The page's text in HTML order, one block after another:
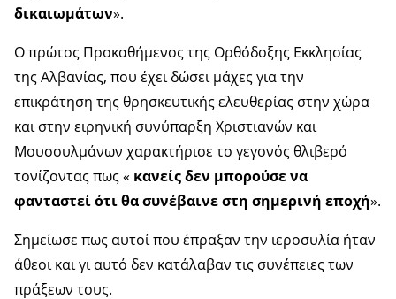
δικαιωμάτων».
Ο πρώτος Προκαθήμενος της Ορθόδοξης Εκκλησίας
της Αλβανίας, που έχει δώσει μάχες για την
επικράτηση της θρησκευτικής ελευθερίας στην χώρα
και στην ειρηνική συνύπαρξη Χριστιανών και
Μουσουλμάνων χαρακτήρισε το γεγονός θλιβερό
τονίζοντας πως « κανείς δεν μπορούσε να
φανταστεί ότι θα συνέβαινε στη σημερινή εποχή».
Σημείωσε πως αυτοί που έπραξαν την ιεροσυλία ήταν
άθεοι και γι αυτό δεν κατάλαβαν τις συνέπειες των
πράξεων τους.